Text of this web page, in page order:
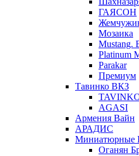
ГАЯСОН
Мозаика
Mustang.
Platinum
Parakar
Премиум
Тавинко ВКЗ
AGASI
Армения Вайн
АРАДИС
Миниатюрные
Оганян